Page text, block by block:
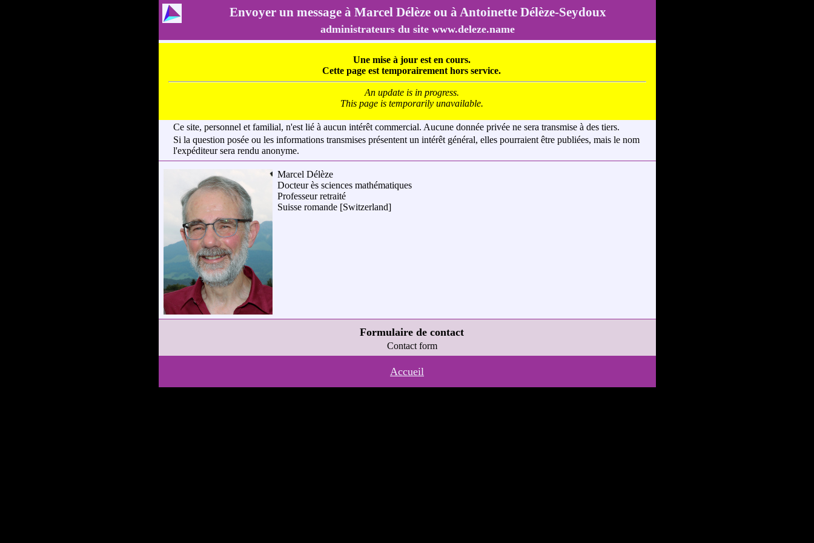
Envoyer un message à Marcel Délèze ou à Antoinette Délèze-Seydoux
administrateurs du site www.deleze.name
Une mise à jour est en cours.
Cette page est temporairement hors service.
An update is in progress.
This page is temporarily unavailable.
Ce site, personnel et familial, n'est lié à aucun intérêt commercial. Aucune donnée privée ne sera transmise à des tiers.
Si la question posée ou les informations transmises présentent un intérêt général, elles pourraient être publiées, mais le nom
l'expéditeur sera rendu anonyme.
Marcel Délèze
Docteur ès sciences mathématiques
Professeur retraité
Suisse romande [Switzerland]
Formulaire de contact
Contact form
Accueil